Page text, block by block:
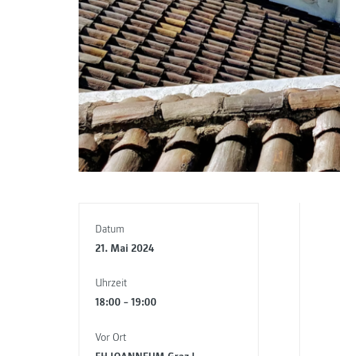
Datum
21. Mai 2024
Uhrzeit
18:00 – 19:00
Vor Ort